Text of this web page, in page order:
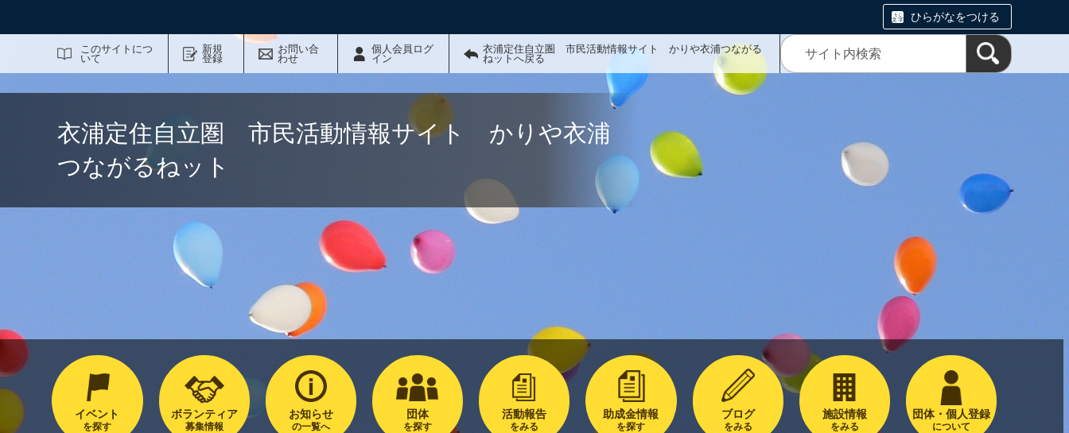
ひらがなをつける
このサイトにつ
いて
新規
登録
お問い合
わせ
個人会員ログ
イン
衣浦定住自立圏 市民活動情報サイト かりや衣浦つながる
ねットへ戻る
衣浦定住自立圏 市民活動情報サイト かりや衣浦
つながるねット
イベント
を探す
ボランティア
募集情報
お知らせ
の一覧へ
団体
を探す
活動報告
をみる
助成金情報
を探す
ブログ
をみる
施設情報
をみる
団体・個人登録
について